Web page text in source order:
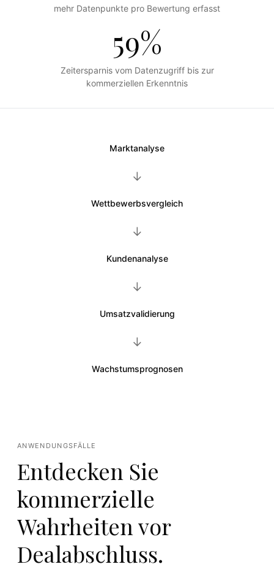
mehr Datenpunkte pro Bewertung erfasst
59%
Zeitersparnis vom Datenzugriff bis zur
kommerziellen Erkenntnis
Marktanalyse
→
Wettbewerbsvergleich
→
Kundenanalyse
→
Umsatzvalidierung
→
Wachstumsprognosen
ANWENDUNGSFÄLLE
Entdecken Sie
kommerzielle
Wahrheiten vor
Dealabschluss.